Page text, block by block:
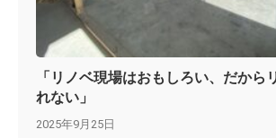
「リノベ現場はおもしろい、だから
れない」
2025年9月25日